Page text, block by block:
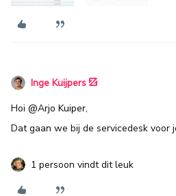
Inge Kuijpers
Hoi @Arjo Kuiper,
Dat gaan we bij de servicedesk voor
1 persoon vindt dit leuk